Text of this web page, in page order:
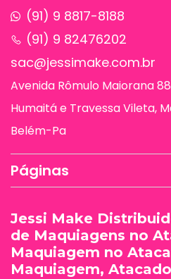
(91) 9 8817-8188
(91) 9 82476202
sac@jessimake.com.br
Avenida Rômulo Maiorana
Humaitá e Travessa Vileta,
Belém-Pa
Páginas
Jessi Make
de Maquiagens no
Maquiagem no
Maquiagem,